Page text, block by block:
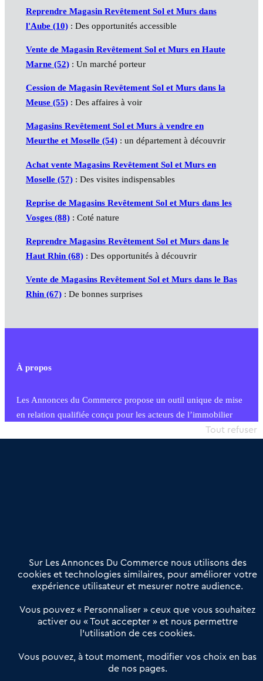
Reprendre Magasin Revêtement Sol et Murs dans
l'Aube (10): Des opportunités accessible
Vente de Magasin Revêtement Sol et Murs en Haute
Marne (52): Un marché porteur
Cession de Magasin Revêtement Sol et Murs dans la
Meuse (55): Des affaires à voir
Magasins Revêtement Sol et Murs à vendre en
Meurthe et Moselle (54): un département à découvrir
Achat vente Magasins Revêtement Sol et Murs en
Moselle (57): Des visites indispensables
Reprise de Magasins Revêtement Sol et Murs dans les
Vosges (88): Coté nature
Reprendre Magasins Revêtement Sol et Murs dans le
Haut Rhin (68): Des opportunités à découvrir
Vente de Magasins Revêtement Sol et Murs dans le Bas
Rhin (67): De bonnes surprises
À propos
Les Annonces du Commerce propose un outil unique de mise
en relation qualifiée conçu pour les acteurs de l’immobilier
commercial et les collectivités territoriales, simple et intégrant
Offres Pro
Actualités
Qui sommes nous ?
Derniers articles
Réseau 3C : un partenaire national dédié aux transactions
Petitscommerces : Un partenariat au service du commerce de
proximité et des territoires
Sur Les Annonces Du Commerce nous utilisons des
cookies et technologies similaires, pour améliorer votre
expérience utilisateur et mesurer notre audience.
Vous pouvez « Personnaliser » ceux que vous souhaitez
activer ou « Tout accepter » et nous permettre
l’utilisation de ces cookies.
Vous pouvez, à tout moment, modifier vos choix en bas
de nos pages.
Tout refuser